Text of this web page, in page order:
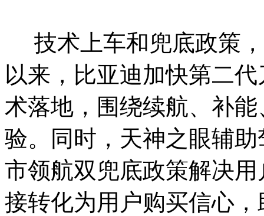
技术上车和兜底政策
以来，比亚迪加快第二
术落地，围绕续航、补
验。同时，天神之眼辅
市领航双兜底政策解决
接转化为用户购买信心